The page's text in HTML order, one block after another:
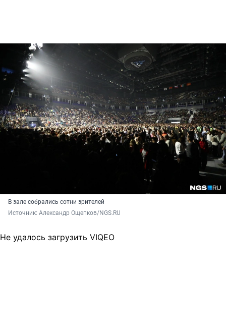
В зале собрались сотни зрителей
Источник: Александр Ощепков/NGS.RU
Не удалось загрузить VIQEO